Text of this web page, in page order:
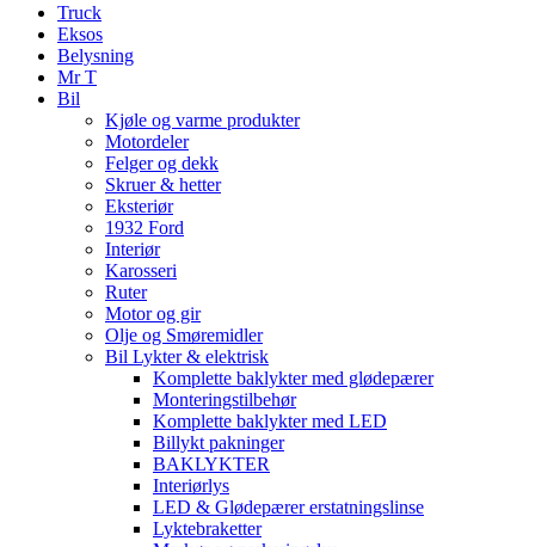
Truck
Eksos
Belysning
Mr T
Bil
Kjøle og varme produkter
Motordeler
Felger og dekk
Skruer & hetter
Eksteriør
1932 Ford
Interiør
Karosseri
Ruter
Motor og gir
Olje og Smøremidler
Bil Lykter & elektrisk
Komplette baklykter med glødepærer
Monteringstilbehør
Komplette baklykter med LED
Billykt pakninger
BAKLYKTER
Interiørlys
LED & Glødepærer erstatningslinse
Lyktebraketter